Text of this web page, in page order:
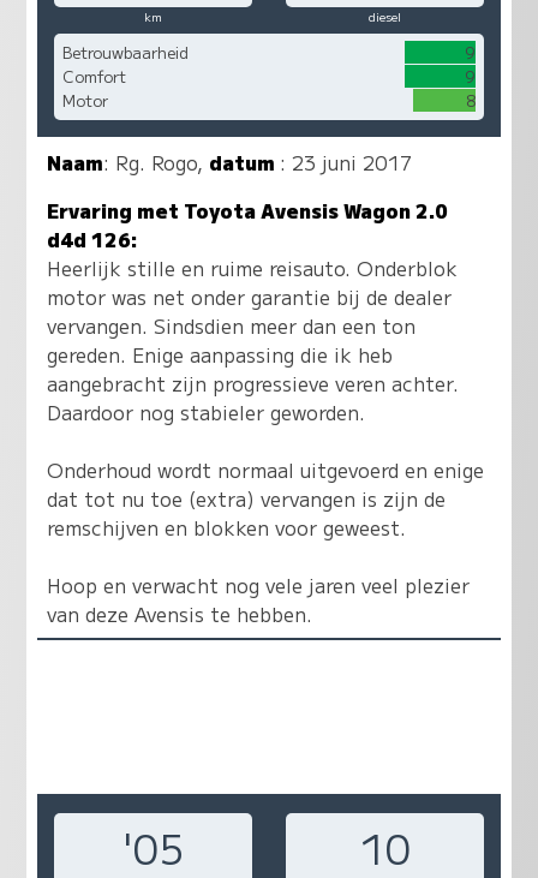
km diesel
Betrouwbaarheid
9
Comfort
9
Motor
8
Naam: Rg. Rogo, datum : 23 juni 2017
Ervaring met Toyota Avensis Wagon 2.0
d4d 126:
Heerlijk stille en ruime reisauto. Onderblok
motor was net onder garantie bij de dealer
vervangen. Sindsdien meer dan een ton
gereden. Enige aanpassing die ik heb
aangebracht zijn progressieve veren achter.
Daardoor nog stabieler geworden.
Onderhoud wordt normaal uitgevoerd en enige
dat tot nu toe (extra) vervangen is zijn de
remschijven en blokken voor geweest.
Hoop en verwacht nog vele jaren veel plezier
van deze Avensis te hebben.
'05 10